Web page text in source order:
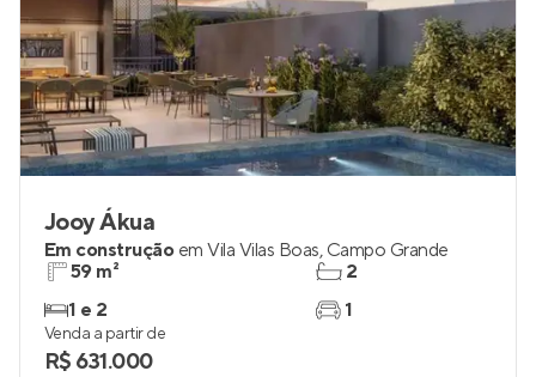
Jooy Ákua
Em construção em Vila Vilas Boas, Campo Grande
59 m²
1 e 2
2
1
Venda a partir de
R$ 631.000